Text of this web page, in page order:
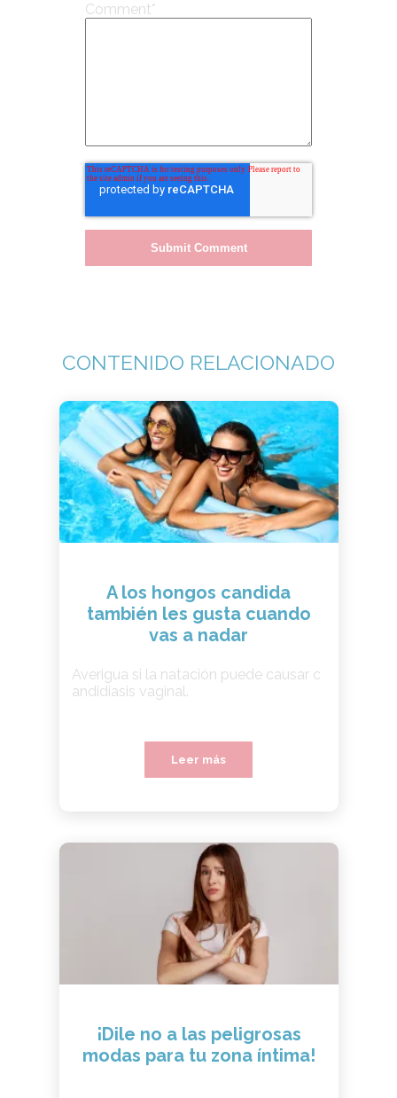
Comment*
CONTENIDO RELACIONADO
A los hongos candida
también les gusta cuando
vas a nadar
Averigua si la natación puede causar c
andidiasis vaginal.
Leer más
¡Dile no a las peligrosas
modas para tu zona íntima!